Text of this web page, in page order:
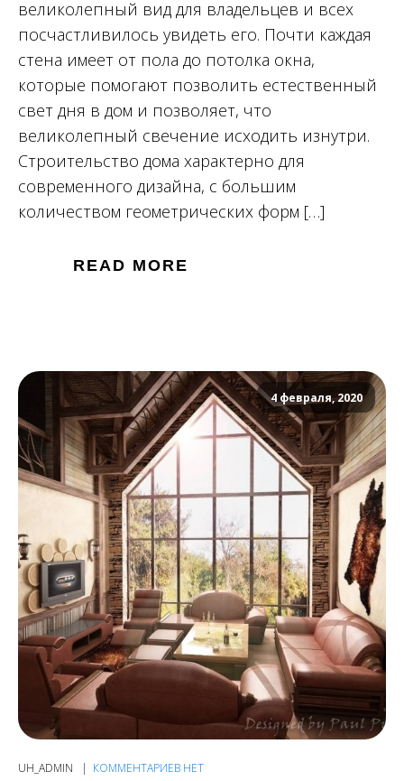
великолепный вид для владельцев и всех
посчастливилось увидеть его. Почти каждая
стена имеет от пола до потолка окна,
которые помогают позволить естественный
свет дня в дом и позволяет, что
великолепный свечение исходить изнутри.
Строительство дома характерно для
современного дизайна, с большим
количеством геометрических форм […]
READ MORE
4 февраля, 2020
UH_ADMIN КОММЕНТАРИЕВ НЕТ